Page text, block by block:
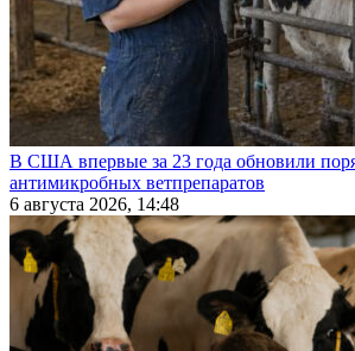
В США впервые за 23 года обновили
антимикробных ветпрепаратов
6 августа 2026, 14:48